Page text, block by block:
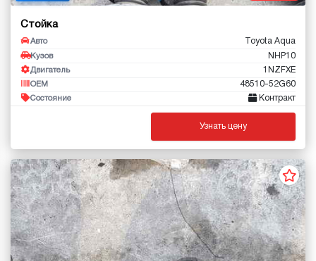
Стойка
Авто Toyota Aqua
Кузов NHP10
Двигатель 1NZFXE
OEM 48510-52G60
Состояние Контракт
Узнать цену